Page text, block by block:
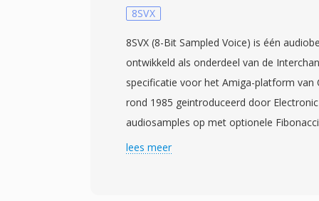
8SVX
8SVX (8-Bit Sampled Voice) is één
ontwikkeld als onderdeel van de
specificatie voor het Amiga-platform van
rond 1985 geintroduceerd door
audiosamples op met optionele
bestanden kleiner te maken. De
lees meer